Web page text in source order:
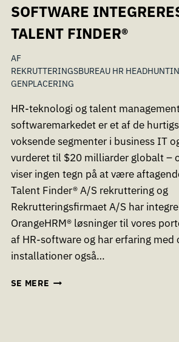
SOFTWARE
TALENT FINDER®
AF
REKRUTTERINGSBUREAU HR
GENPLACERING
HR-teknologi og talent
softwaremarkedet er et af de
voksende segmenter i business IT
vurderet til $20 milliarder globalt –
viser ingen tegn på at være
Talent Finder® A/S rekruttering og
Rekrutteringsfirmaet A/S har
OrangeHRM® løsninger til vores
af HR-software og har erfaring med
installationer også…
SE MERE VERDENS